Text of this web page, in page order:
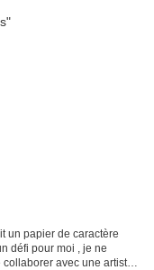
un papier de caractère
défi pour moi , je ne
avec une artiste